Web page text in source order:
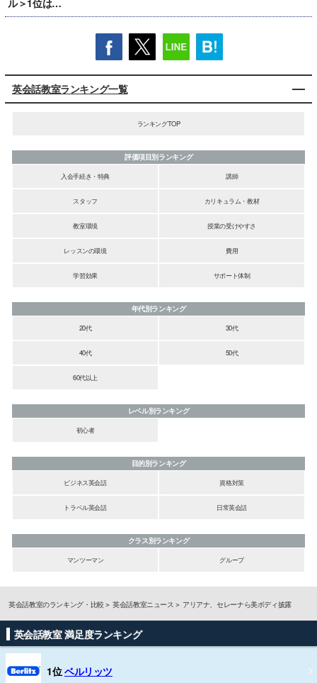
ル＞1位は…
英会話教室ランキング一覧
ランキングTOP
評価項目別ランキング
入会手続き・特典
講師
スタッフ カリキュラム・教材
教室環境 授業の受けやすさ
レッスンの環境 費用
学習効果 サポート体制
年代別ランキング
20代
30代
40代 50代
60代以上
レベル別ランキング
初心者
目的別ランキング
ビジネス英会話
資格対策
トラベル英会話 日常英会話
クラス別ランキング
マンツーマン
グループ
英会話教室のランキング・比較 英会話教室ニュース アリアナ、セレーナら美ボディ披露
英会話教室 満足度ランキング
1位ベルリッツ